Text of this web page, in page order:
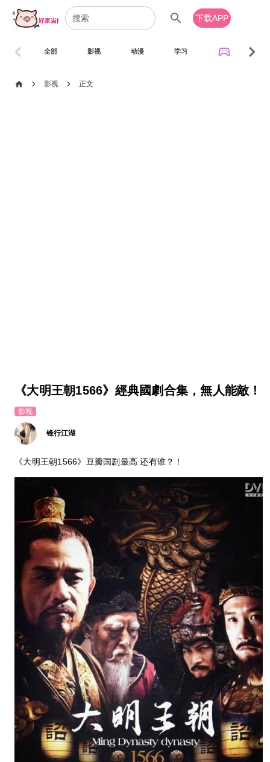
search 下载APP
全部 影视 动漫 学习 sports_esports
chevron_left chevron_right
home chevron_right 影视 chevron_right 正文
《大明王朝1566》經典國劇合集，無人能敵！
影视
锋行江湖
《大明王朝1566》豆瓣国剧最高 还有谁？！